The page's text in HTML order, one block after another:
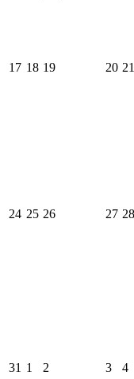
17 18 19 20 21
24 25 26 27 28
31 1 2 3 4